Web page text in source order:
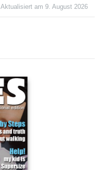
Aktualisiert am9. August 2026